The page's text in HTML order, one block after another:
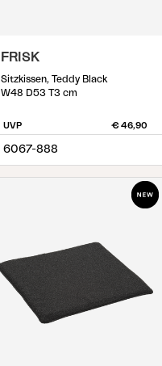
FRISK
Sitzkissen, Teddy Black
W48 D53 T3 cm
UVP € 46,90
6067-888